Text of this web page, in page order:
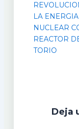
LA ENERGIA
NUCLEAR
REACTOR
TORIO
Deja